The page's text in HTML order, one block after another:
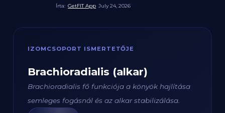
Írta: GetFIT App July 24, 2026
IZOMCSOPORT ISMERTETŐJE
Brachioradialis (alkar)
Brachioradialis fő funkciója a könyök hajlítása
semleges fogásnál és az alkar stabilizálása.